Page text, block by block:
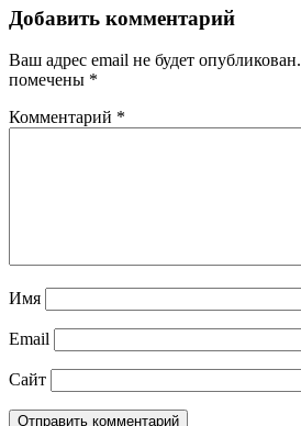
Добавить комментарий
Ваш адрес email не будет опубликован.
помечены *
Комментарий *
Имя
Email
Сайт